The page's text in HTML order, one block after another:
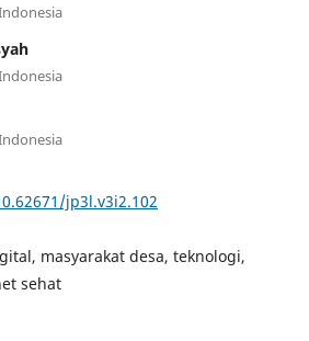
jp3l.v3i2.102
masyarakat desa, teknologi,
sehat